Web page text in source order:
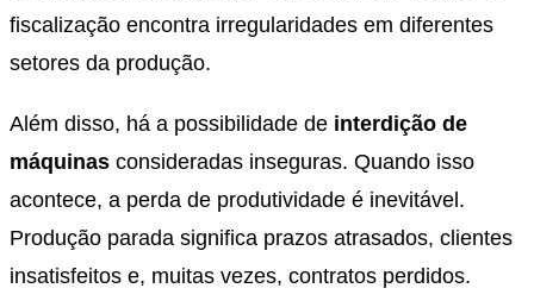
fiscalização encontra irregularidades em diferentes
setores da produção.
Além disso, há a possibilidade de interdição de
máquinas consideradas inseguras. Quando isso
acontece, a perda de produtividade é inevitável.
Produção parada significa prazos atrasados, clientes
insatisfeitos e, muitas vezes, contratos perdidos.